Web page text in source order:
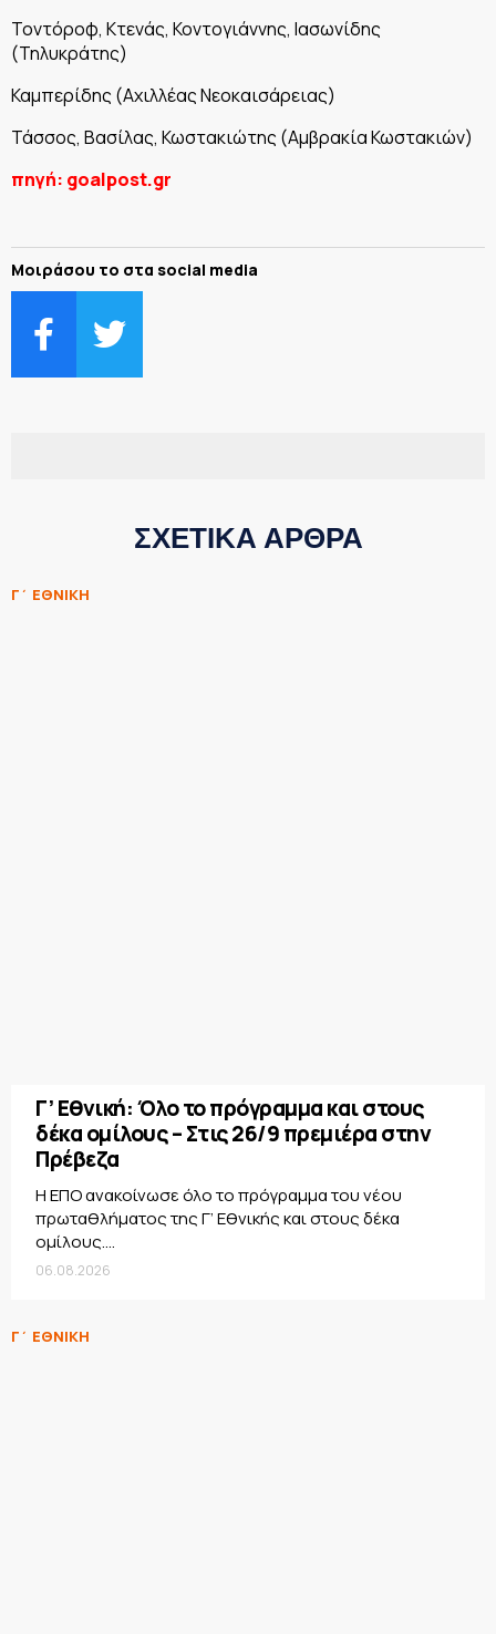
Τοντόροφ, Κτενάς, Κοντογιάννης, Ιασωνίδης
(Τηλυκράτης)
Καμπερίδης (Αχιλλέας Νεοκαισάρειας)
Τάσσος, Βασίλας, Κωστακιώτης (Αμβρακία Κωστακιών)
πηγή: goalpost.gr
Μοιράσου το στα social media
ΣΧΕΤΙΚΑ ΑΡΘΡΑ
Γ΄ ΕΘΝΙΚΗ
Γ’ Εθνική: Όλο το πρόγραμμα και στους
δέκα ομίλους – Στις 26/9 πρεμιέρα στην
Πρέβεζα
Η ΕΠΟ ανακοίνωσε όλο το πρόγραμμα του νέου
πρωταθλήματος της Γ’ Εθνικής και στους δέκα
ομίλους....
06.08.2026
Γ΄ ΕΘΝΙΚΗ